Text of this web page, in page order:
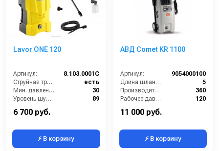
Lavor ONE 120
Артикул:
8.103.0001C
Струйная трубка (копьё):
есть
Мин. давление (бар):
30
Уровень шума (дБ):
89
Производительность (л/ч):
6 700 руб.
⚡ В корзину
АВД Comet KR 1100
Артикул:
9054000100
Длина шланга ВД (м):
5
Производительность (л/ч):
360
Рабочее давление (бар):
120
Мощность (кВт):
11 000 руб.
⚡ В корзину